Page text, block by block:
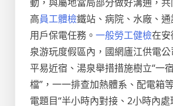
高員工體檢鐵站、病院、水廠、
用戶保電任務。 一般勞工健檢在安
泉游玩度假區內，國網廬江供電
平易近宿、湯泉舉措措施樹立“一
檔”，一一排查加熱體系、配電箱
電題目“半小時內對接、2小時內處